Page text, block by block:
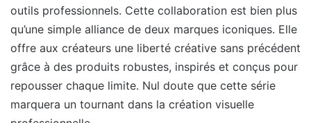
outils professionnels. Cette collaboration est bien plus
qu’une simple alliance de deux marques iconiques. Elle
offre aux créateurs une liberté créative sans précédent
grâce à des produits robustes, inspirés et conçus pour
repousser chaque limite. Nul doute que cette série
marquera un tournant dans la création visuelle